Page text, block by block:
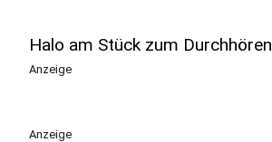
Halo am Stück zum Durchhören
Anzeige
Anzeige